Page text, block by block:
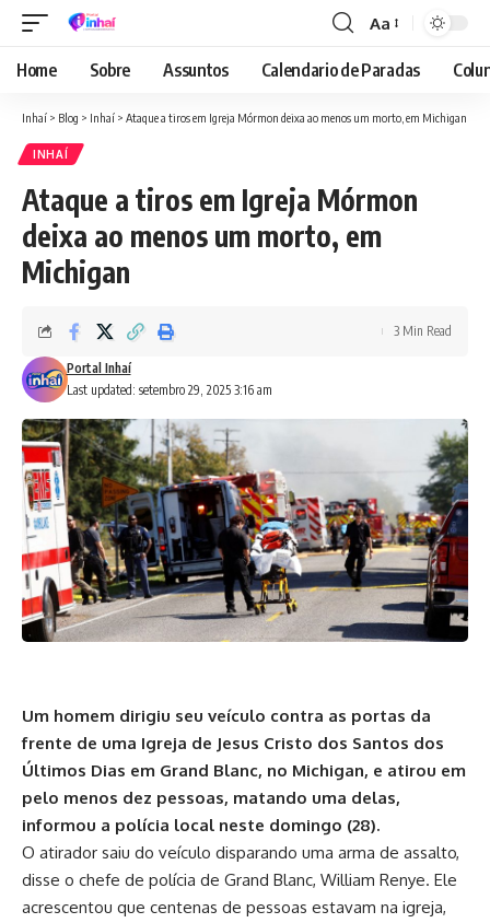
Font
Resizer
Aa
Home Sobre Assuntos Calendario de Paradas
Inhaí > Blog > Inhaí > Ataque a tiros em Igreja Mórmon deixa ao menos um morto, em Michigan
INHAÍ
Ataque a tiros em Igreja Mórmon
deixa ao menos um morto, em
Michigan
Last updated: setembro 29, 2025 3:16 am
Portal Inhaí
3 Min Read
Um homem dirigiu seu veículo contra as portas da
frente de uma Igreja de Jesus Cristo dos Santos dos
Últimos Dias em Grand Blanc, no Michigan, e atirou em
pelo menos dez pessoas, matando uma delas,
informou a polícia local neste domingo (28).
O atirador saiu do veículo disparando uma arma de assalto,
disse o chefe de polícia de Grand Blanc, William Renye. Ele
acrescentou que centenas de pessoas estavam na igreja,